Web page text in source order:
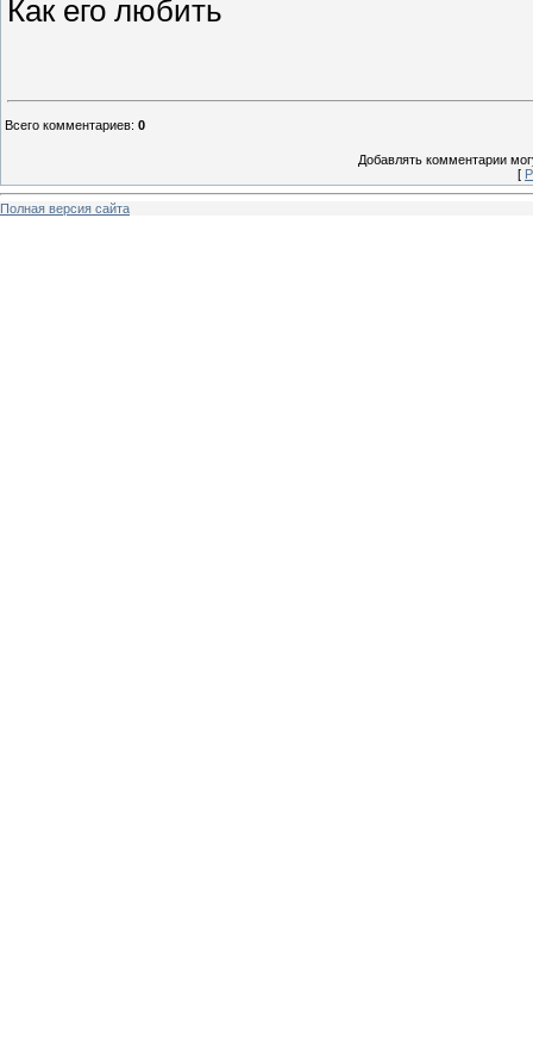
Как его любить
Всего комментариев: 0
Добавлять комментарии
[
Полная версия сайта